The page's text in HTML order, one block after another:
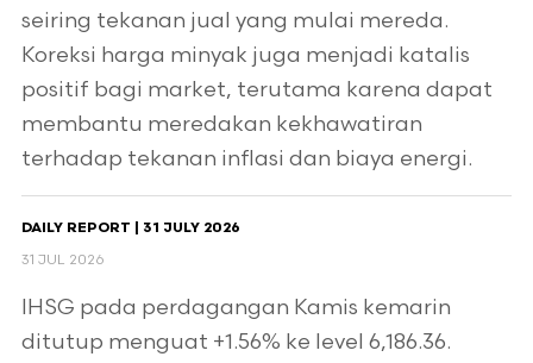
seiring tekanan jual yang mulai mereda.
Koreksi harga minyak juga menjadi katalis
positif bagi market, terutama karena dapat
membantu meredakan kekhawatiran
terhadap tekanan inflasi dan biaya energi.
DAILY REPORT | 31 JULY 2026
31 JUL 2026
IHSG pada perdagangan Kamis kemarin
ditutup menguat +1.56% ke level 6,186.36.